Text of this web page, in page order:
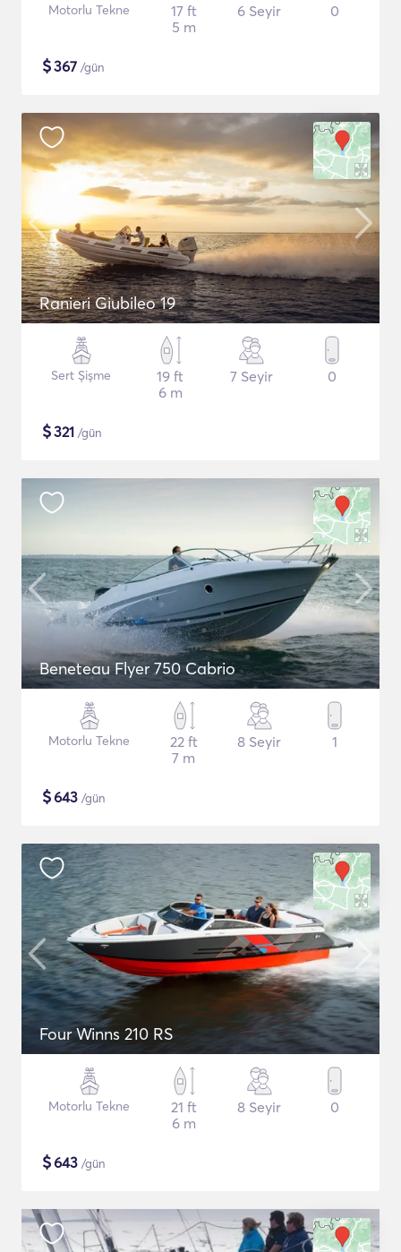
Motorlu Tekne
17 ft
5 m
6 Seyir 0
$367 /gün
Ranieri Giubileo 19
Sert Şişme
19 ft
6 m
7 Seyir 0
$321 /gün
Beneteau Flyer 750 Cabrio
Motorlu Tekne
22 ft
7 m
8 Seyir 1
$643 /gün
Four Winns 210 RS
Motorlu Tekne
21 ft
6 m
8 Seyir 0
$643 /gün